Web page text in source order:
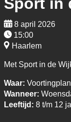
8 april 2026
15:00
Haarlem
Met Sport in de
Waar:
Wanneer:
Leeftijd: 8 t/m 12